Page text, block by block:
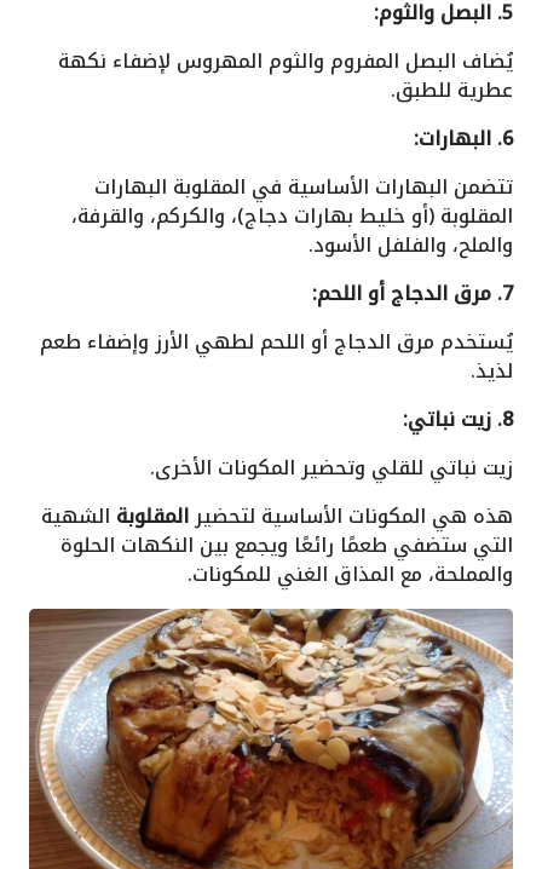
5. البصل والثوم:
يُضاف البصل المفروم والثوم المهروس لإضفاء نكهة
عطرية للطبق.
6. البهارات:
تتضمن البهارات الأساسية في المقلوبة البهارات
المقلوبة (أو خليط بهارات دجاج)، والكركم، والقرفة،
والملح، والفلفل الأسود.
7. مرق الدجاج أو اللحم:
يُستخدم مرق الدجاج أو اللحم لطهي الأرز وإضفاء طعم
لذيذ.
8. زيت نباتي:
زيت نباتي للقلي وتحضير المكونات الأخرى.
هذه هي المكونات الأساسية لتحضيرالمقلوبة الشهية
التي ستضفي طعمًا رائعًا ويجمع بين النكهات الحلوة
والمملحة، مع المذاق الغني للمكونات.